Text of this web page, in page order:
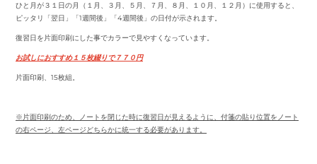
ひと月が３１日の月（１月、３月、５月、７月、８月、１０月、１２月）に使用すると、
ピッタリ「翌日」「1週間後」「4週間後」の日付が示されます。
復習日を片面印刷にした事でカラーで見やすくなっています。
お試しにおすすめ１５枚綴りで７７０円
片面印刷、15枚組。
※片面印刷のため、ノートを閉じた時に復習日が見えるように、付箋の貼り位置をノート
の右ページ、左ページどちらかに統一する必要があります。